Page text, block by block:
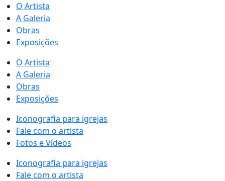
O Artista
A Galeria
Obras
Exposições
O Artista
A Galeria
Obras
Exposições
Iconografia para igrejas
Fale com o artista
Fotos e Vídeos
Iconografia para igrejas
Fale com o artista